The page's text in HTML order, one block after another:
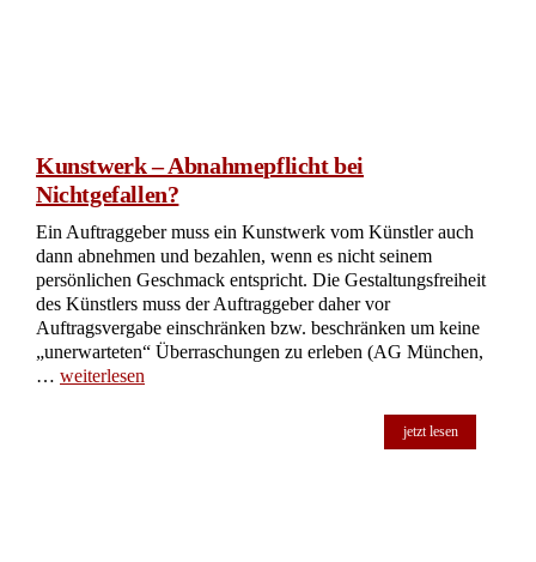
Kunstwerk – Abnahmepflicht bei
Nichtgefallen?
Ein Auftraggeber muss ein Kunstwerk vom Künstler auch
dann abnehmen und bezahlen, wenn es nicht seinem
persönlichen Geschmack entspricht. Die Gestaltungsfreiheit
des Künstlers muss der Auftraggeber daher vor
Auftragsvergabe einschränken bzw. beschränken um keine
„unerwarteten“ Überraschungen zu erleben (AG München,
… weiterlesen
jetzt lesen